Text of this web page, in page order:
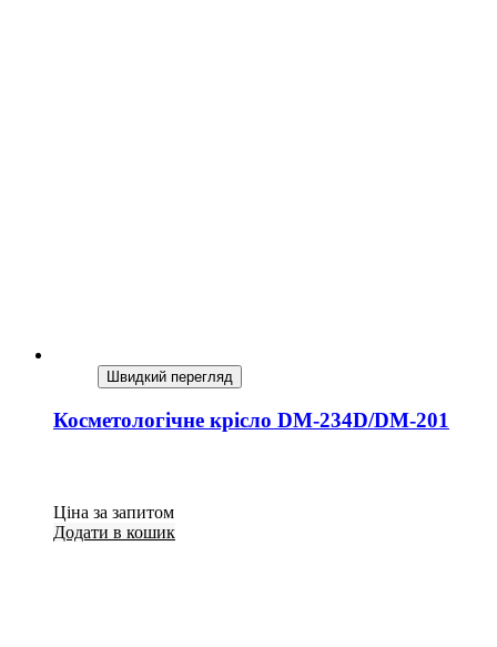
Швидкий перегляд
Косметологічне крісло DМ-234D/DМ-201
Ціна за запитом
Додати в кошик